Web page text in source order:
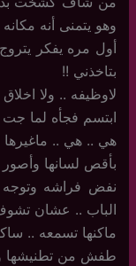
وهو يتمنى أنه
أول مره يفكر
بتاخذني !!
لاوظيفه .. ولا
ابتسم فجأه لما جت
هي .. هي .. ماغيرها
بأقص لسانها وأصور
نفض فراشه وتوجه
الباب .. عشان
ماكنها تسمعه ..
طفش من تطنيشها